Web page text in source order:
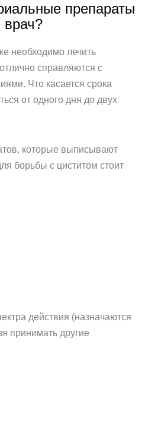
препараты
врач?
необходимо лечить
справляются с
Что касается срока
от одного дня до двух
которые выписывают
борьбы с циститом стоит
действия (назначаются
принимать другие